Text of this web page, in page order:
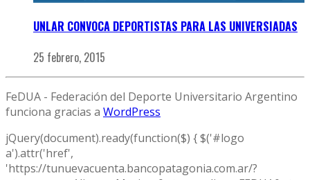
UNLAR CONVOCA DEPORTISTAS PARA LAS UNIVERSIADAS
25 febrero, 2015
FeDUA - Federación del Deporte Universitario Argentino
funciona gracias a WordPress
jQuery(document).ready(function($) { $('#logo
a').attr('href',
'https://tunuevacuenta.bancopatagonia.com.ar/?